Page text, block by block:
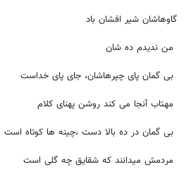
گاوهاشان شیر افشان باد
من ندیدم ده شان
بی گمان پای چپرهاشان، جای پای خداست
مهتاب آنجا می کند روشن پهنای کلام
بی گمان در ده بالا دست ،چینه ها کوتاه است
مردمش میدانند که شقایق چه گلی است